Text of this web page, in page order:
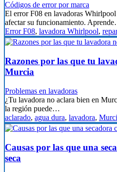
Códigos de error por marca
El error F08 en lavadoras
afectar su funcionamiento.
Error F08, lavadora Whirlpool,
Razones por las que tu
Murcia
Problemas en lavadoras
¿Tu lavadora no aclara bien en
la región puede…
aclarado, agua dura, lavadora,
Causas por las que una
seca